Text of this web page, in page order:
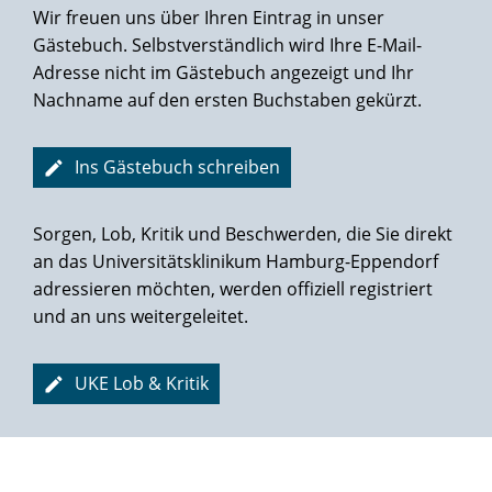
Wir freuen uns über Ihren Eintrag in unser
Gästebuch. Selbstverständlich wird Ihre E-Mail-
Adresse nicht im Gästebuch angezeigt und Ihr
Nachname auf den ersten Buchstaben gekürzt.
Ins Gästebuch schreiben
Sorgen, Lob, Kritik und Beschwerden, die Sie direkt
an das Universitätsklinikum Hamburg-Eppendorf
adressieren möchten, werden offiziell registriert
und an uns weitergeleitet.
UKE Lob & Kritik